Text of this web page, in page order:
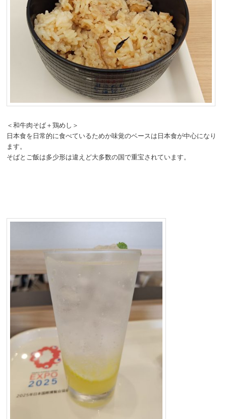
＜和牛肉そば＋鶏めし＞
日本食を日常的に食べているためか味覚のベースは日本食が中心になり
ます。
そばとご飯は多少形は違えど大多数の国で重宝されています。